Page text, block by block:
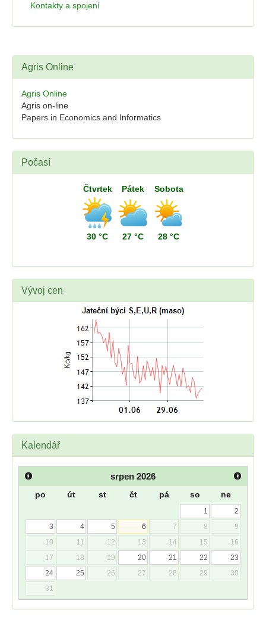
Kontakty a spojení
Agris Online
Agris Online
Agris on-line
Papers in Economics and Informatics
Počasí
Čtvrtek
30 °C
Pátek
27 °C
Sobota
28 °C
Vývoj cen
Kalendář
srpen 2026
po út st čt pá so ne
1
2
3
4 5 6 7 8
9
10
11 12 13 14 15
16
17
18 19 20 21 22
23
24
25 26 27 28 29
30
31